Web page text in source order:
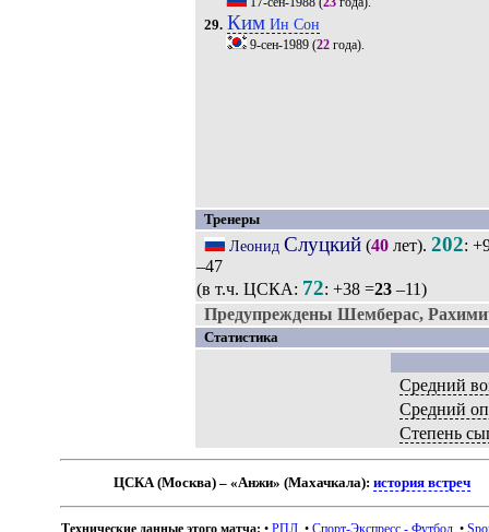
29. КимИн Сон
9-сен-1989(22года).
Тренеры
Леонид Слуцкий(40лет). 202:
–47
(в т.ч. ЦСКА: 72: +38 =23 –11)
Предупреждены Шемберас,
Статистика
Средний
Средний
Степень
ЦСКА (Москва) – «Анжи» (Махачкала):история встреч
Технические данные этого матча: •РПЛ . •Спорт-Экспресс - Футбол . •